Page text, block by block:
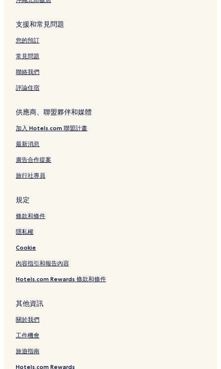
支援和常見問題
您的預訂
常見問題
聯絡我們
評論住宿
供應商、聯盟夥伴和媒體
加入 Hotels.com 聯盟計畫
最新消息
廣告合作提案
旅行社專員
規定
條款和條件
隱私權
Cookie
內容指引和報告內容
Hotels.com Rewards 條款和條件
其他資訊
關於我們
工作機會
旅遊指南
Hotels.com Rewards